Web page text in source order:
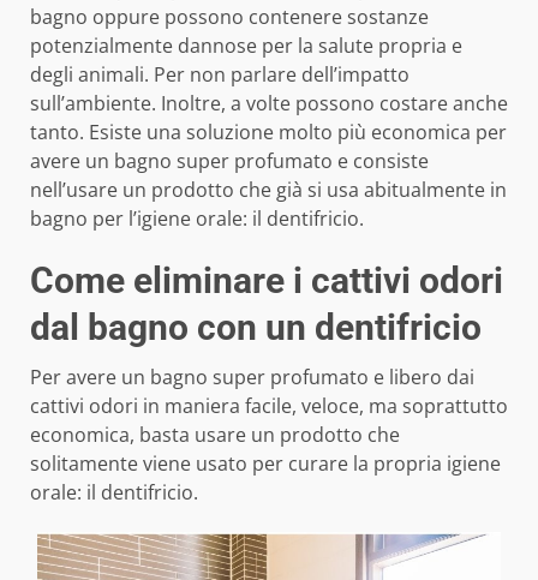
bagno oppure possono contenere sostanze
potenzialmente dannose per la salute propria e
degli animali. Per non parlare dell’impatto
sull’ambiente. Inoltre, a volte possono costare anche
tanto. Esiste una soluzione molto più economica per
avere un bagno super profumato e consiste
nell’usare un prodotto che già si usa abitualmente in
bagno per l’igiene orale: il dentifricio.
Come eliminare i cattivi odori
dal bagno con un dentifricio
Per avere un bagno super profumato e libero dai
cattivi odori in maniera facile, veloce, ma soprattutto
economica, basta usare un prodotto che
solitamente viene usato per curare la propria igiene
orale: il dentifricio.